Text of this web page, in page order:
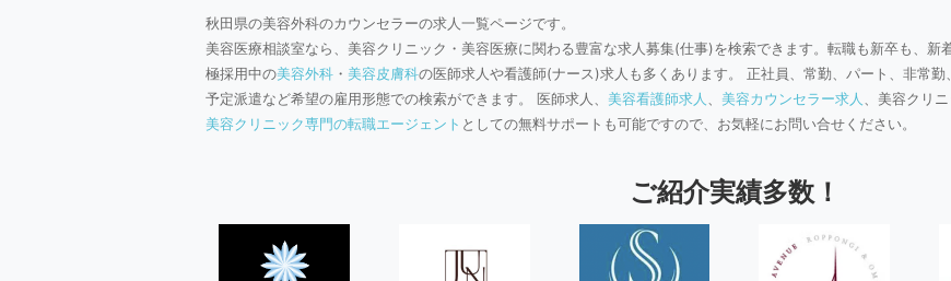
秋田県の美容外科のカウンセラーの求人一覧ページです。
美容医療相談室なら、美容クリニック・美容医療に関わる豊富な求人募集(仕事)を検索できます。転職も新卒も、
極採用中の美容外科 ・ 美容皮膚科の医師求人や看護師(ナース)求人も多くあります。 正社員、常勤、パート、非常
予定派遣など希望の雇用形態での検索ができます。 医師求人、 美容看護師求人 美容カウンセラー求人
、美容クリ
美容クリニック専門の転職エージェント としての無料サポートも可能ですので、お気軽にお問い合せください。
ご紹介実績多数！